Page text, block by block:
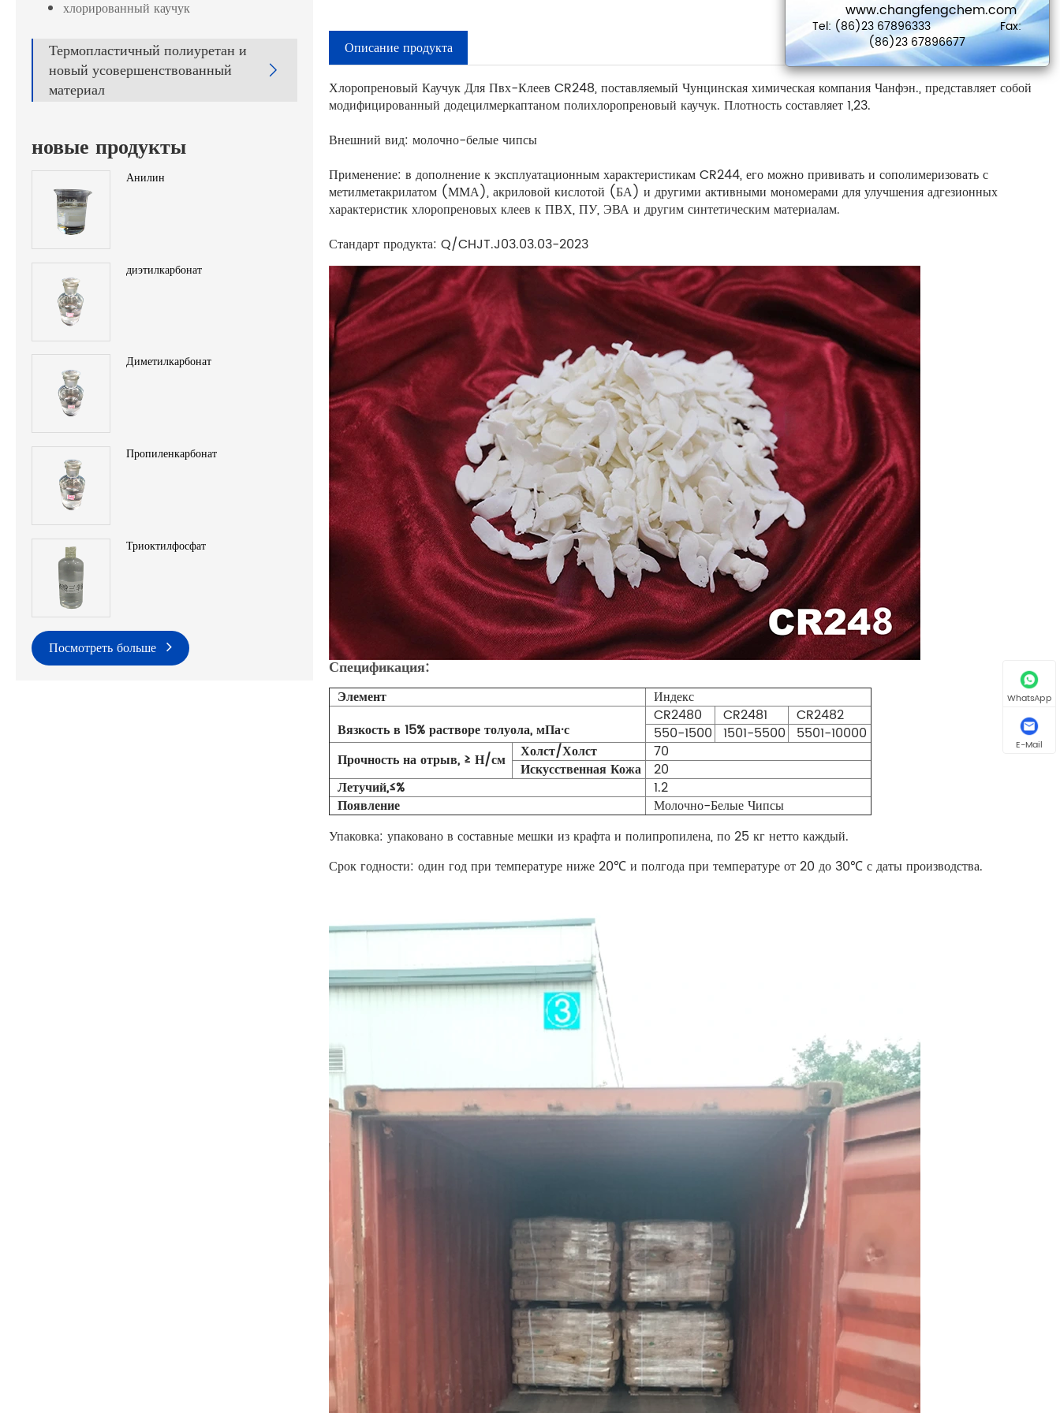
хлорированный каучук
Термопластичный полиуретан и
новый усовершенствованный
материал

новые продукты
Анилин
диэтилкарбонат
Диметилкарбонат
Пропиленкарбонат
Триоктилфосфат
Посмотреть больше
Описание продукта
Хлоропреновый Каучук Для Пвх-Клеев CR248, поставляемый Чунцинская химическая компания Чанфэн., представляет собой
модифицированный додецилмеркаптаном полихлоропреновый каучук. Плотность составляет 1,23.
Внешний вид: молочно-белые чипсы
Применение: в дополнение к эксплуатационным характеристикам CR244, его можно прививать и сополимеризовать с
метилметакрилатом (ММА), акриловой кислотой (БА) и другими активными мономерами для улучшения адгезионных
характеристик хлоропреновых клеев к ПВХ, ПУ, ЭВА и другим синтетическим материалам.
Стандарт продукта: Q/CHJT.J03.03.03-2023
Спецификация:
Элемент
Индекс
Вязкость в 15% растворе толуола, мПа·с
CR2480 CR2481
CR2482
550-1500 1501-5500
5501-10000
Прочность на отрыв, ≥ Н/см
Холст/Холст
70
Искусственная Кожа
20
Летучий,≤%
1.2
Появление
Молочно-Белые Чипсы
Упаковка: упаковано в составные мешки из крафта и полипропилена, по 25 кг нетто каждый.
Срок годности: один год при температуре ниже 20℃ и полгода при температуре от 20 до 30℃ с даты производства.
www.changfengchem.com
Tel: (86)23 67896333 Fax:
(86)23 67896677
WhatsApp
E-Mail